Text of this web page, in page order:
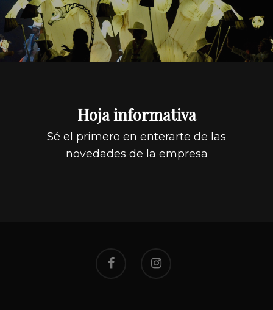
Hoja informativa
Sé el primero en enterarte de las
novedades de la empresa